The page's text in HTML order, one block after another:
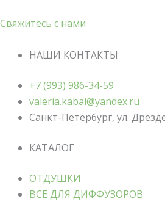
Свяжитесь с нами
НАШИ КОНТАКТЫ
+7 (993) 986-34-59
valeria.kabai@yandex.ru
Санкт-Петербург, ул.
КАТАЛОГ
ОТДУШКИ
ВСЕ ДЛЯ ДИФФУЗОРОВ